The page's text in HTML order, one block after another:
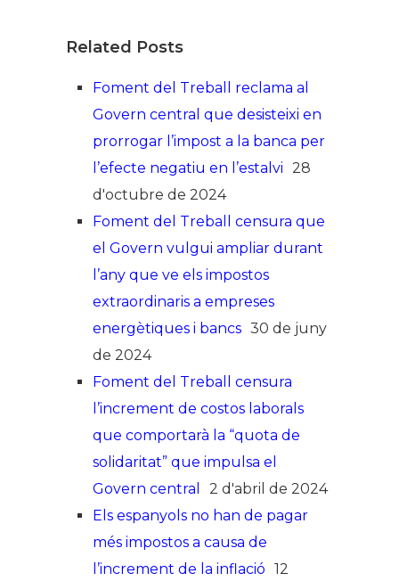
Related Posts
Foment del Treball reclama al
Govern central que desisteixi en
prorrogar l’impost a la banca per
l’efecte negatiu en l’estalvi 28
d'octubre de 2024
Foment del Treball censura que
el Govern vulgui ampliar durant
l’any que ve els impostos
extraordinaris a empreses
energètiques i bancs 30 de juny
de 2024
Foment del Treball censura
l’increment de costos laborals
que comportarà la “quota de
solidaritat” que impulsa el
Govern central
2 d'abril de 2024
Els espanyols no han de pagar
més impostos a causa de
l’increment de la inflació 12